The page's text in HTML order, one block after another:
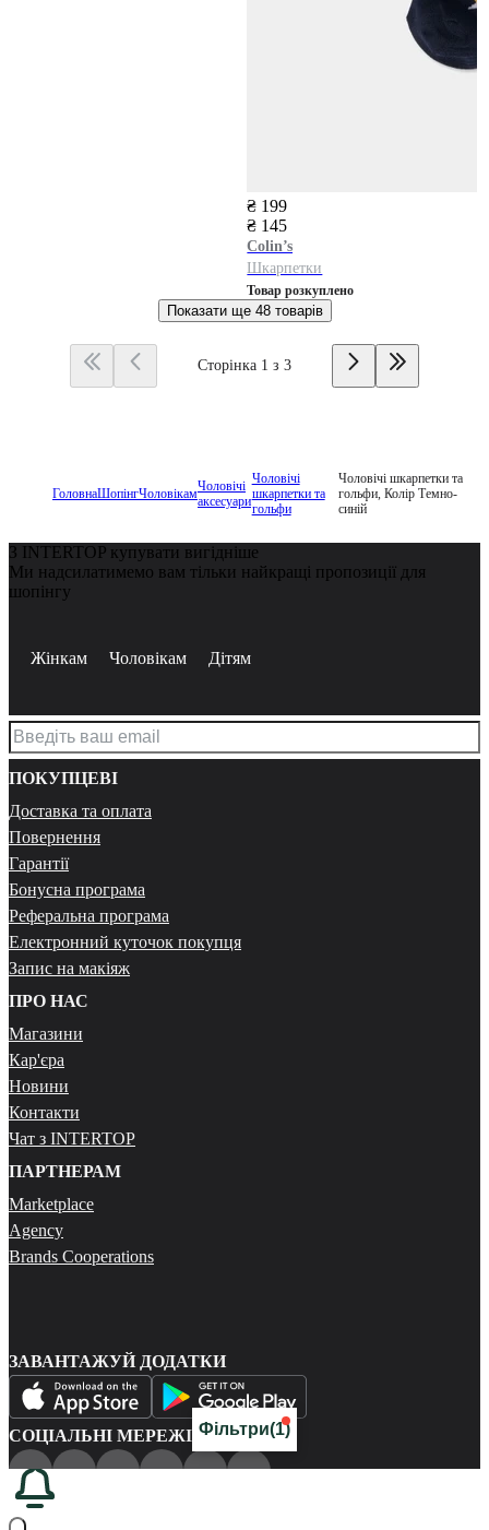
₴ 199
₴ 145
Colin’s
Шкарпетки
Товар розкуплено
Показати ще 48 товарів
Сторінка 1 з 3
ГоловнаШопінгЧоловікамЧоловічі
аксесуари
Чоловічі
шкарпетки та
гольфи
Чоловічі шкарпетки та
гольфи, Колір Темно-
синій
Фільтри(1)
З INTERTOP купувати вигідніше
Ми надсилатимемо вам тільки найкращі пропозиції для
шопінгу
Жінкам Чоловікам Дітям
ПОКУПЦЕВІ
Доставка та оплата
Повернення
Гарантії
Бонусна програма
Реферальна програма
Електронний куточок покупця
Запис на макіяж
ПРО НАС
Магазини
Кар'єра
Новини
Контакти
Чат з INTERTOP
ПАРТНЕРАМ
Marketplace
Agency
Brands Cooperations
ЗАВАНТАЖУЙ ДОДАТКИ
СОЦІАЛЬНІ МЕРЕЖІ
Публічна оферта